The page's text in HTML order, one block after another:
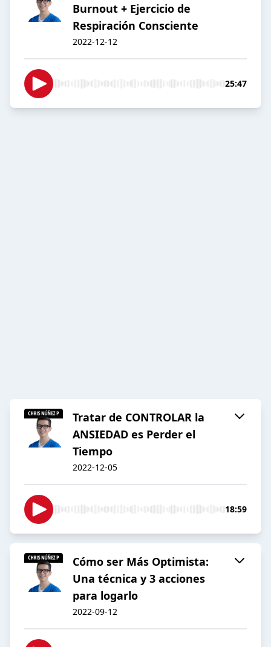
Burnout + Ejercicio de
Respiración Consciente
2022-12-12
25:47
Tratar de CONTROLAR la
ANSIEDAD es Perder el
Tiempo
2022-12-05
18:59
Cómo ser Más Optimista:
Una técnica y 3 acciones
para logarlo
2022-09-12